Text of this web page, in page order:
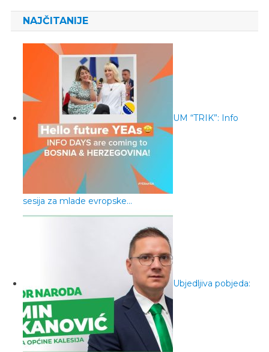
NAJČITANIJE
UM “TRIK”: Info
sesija za mlade evropske…
Ubjedljiva pobjeda: